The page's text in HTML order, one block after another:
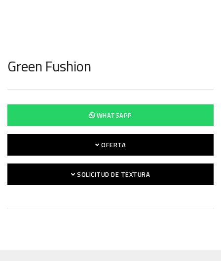
Green Fushion
WHATSAPP
OFERTA
SOLICITUD DE TEXTURA